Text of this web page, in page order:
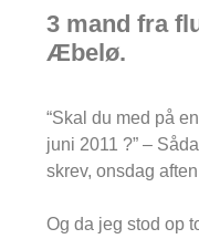
3 mand fra
Æbelø.
“Skal du med på
juni 2011 ?” –
skrev, onsdag
Og da jeg stod op